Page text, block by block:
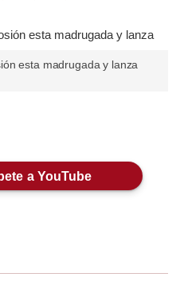
esta madrugada y lanza
a YouTube